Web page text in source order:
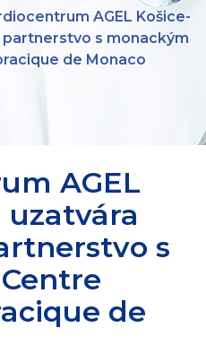
AGEL Košice-
s monackým
de Monaco
AGEL
uzatvára
s
de